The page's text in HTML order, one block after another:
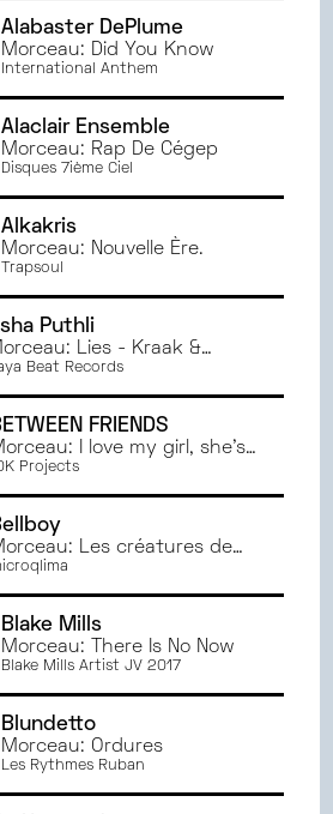
Alabaster DePlume
Morceau: Did You Know
International Anthem
Alaclair Ensemble
Morceau: Rap De Cégep
Disques 7ième Ciel
Alkakris
Morceau: Nouvelle Ère.
Trapsoul
Puthli
Lies - Kraak &
Remix
Beat Records
FRIENDS
I love my girl, she's
boy
Projects
Les créatures de
Blake Mills
Morceau: There Is No Now
Blake Mills Artist JV 2017
Blundetto
Morceau: Ordures
Les Rythmes Ruban